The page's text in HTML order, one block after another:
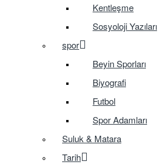
Kentleşme
Sosyoloji Yazıları
spor
Beyin Sporları
Biyografi
Futbol
Spor Adamları
Suluk & Matara
Tarih